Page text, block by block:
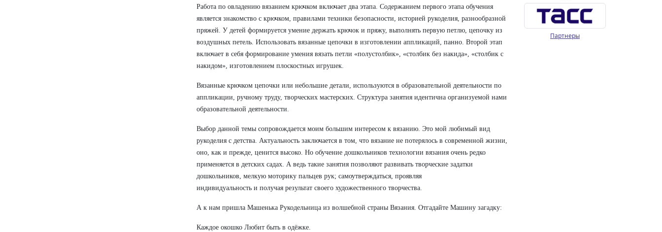
Работа по овладению вязанием крючком включает два этапа. Содержанием первого этапа обучения
является знакомство с крючком, правилами техники безопасности, историей рукоделия, разнообразной
пряжей. У детей формируется умение держать крючок и пряжу, выполнять первую петлю, цепочку из
воздушных петель. Использовать вязанные цепочки в изготовлении аппликаций, панно. Второй этап
включает в себя формирование умения вязать петли «полустолбик», «столбик без накида», «столбик с
накидом», изготовлением плоскостных игрушек.
Вязанные крючком цепочки или небольшие детали, используются в образовательной деятельности по
аппликации, ручному труду, творческих мастерских. Структура занятия идентична организуемой нами
образовательной деятельности.
Выбор данной темы сопровождается моим большим интересом к вязанию. Это мой любимый вид
рукоделия с детства. Актуальность заключается в том, что вязание не потерялось в современной жизни,
оно, как и прежде, ценится высоко. Но обучение дошкольников технологии вязания очень редко
применяется в детских садах. А ведь такие занятия позволяют развивать творческие задатки
дошкольников, мелкую моторику пальцев рук; самоутверждаться, проявляя
индивидуальность и получая результат своего художественного творчества.
А к нам пришла Машенька Рукодельница из волшебной страны Вязания. Отгадайте Машину загадку:
Каждое окошко Любит быть в одёжке.
Партнеры